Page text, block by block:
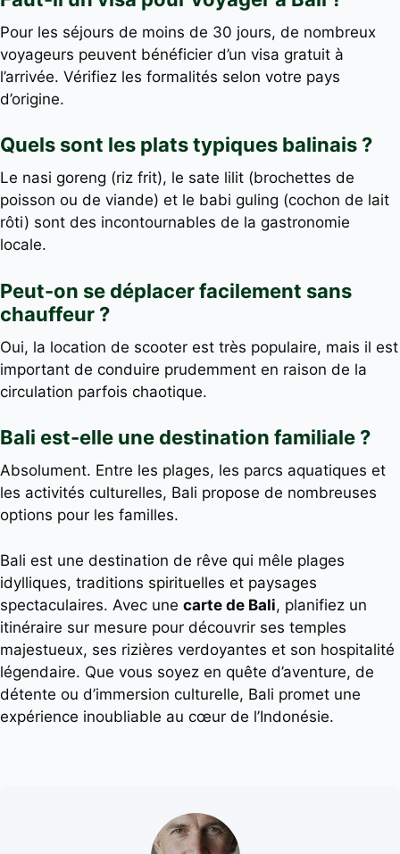
Pour les séjours de moins de 30 jours, de nombreux
voyageurs peuvent bénéficier d’un visa gratuit à
l’arrivée. Vérifiez les formalités selon votre pays
d’origine.
Quels sont les plats typiques balinais ?
Le nasi goreng (riz frit), le sate lilit (brochettes de
poisson ou de viande) et le babi guling (cochon de lait
rôti) sont des incontournables de la gastronomie
locale.
Peut-on se déplacer facilement sans
chauffeur ?
Oui, la location de scooter est très populaire, mais il est
important de conduire prudemment en raison de la
circulation parfois chaotique.
Bali est-elle une destination familiale ?
Absolument. Entre les plages, les parcs aquatiques et
les activités culturelles, Bali propose de nombreuses
options pour les familles.
Bali est une destination de rêve qui mêle plages
idylliques, traditions spirituelles et paysages
spectaculaires. Avec une carte de Bali, planifiez un
itinéraire sur mesure pour découvrir ses temples
majestueux, ses rizières verdoyantes et son hospitalité
légendaire. Que vous soyez en quête d’aventure, de
détente ou d’immersion culturelle, Bali promet une
expérience inoubliable au cœur de l’Indonésie.